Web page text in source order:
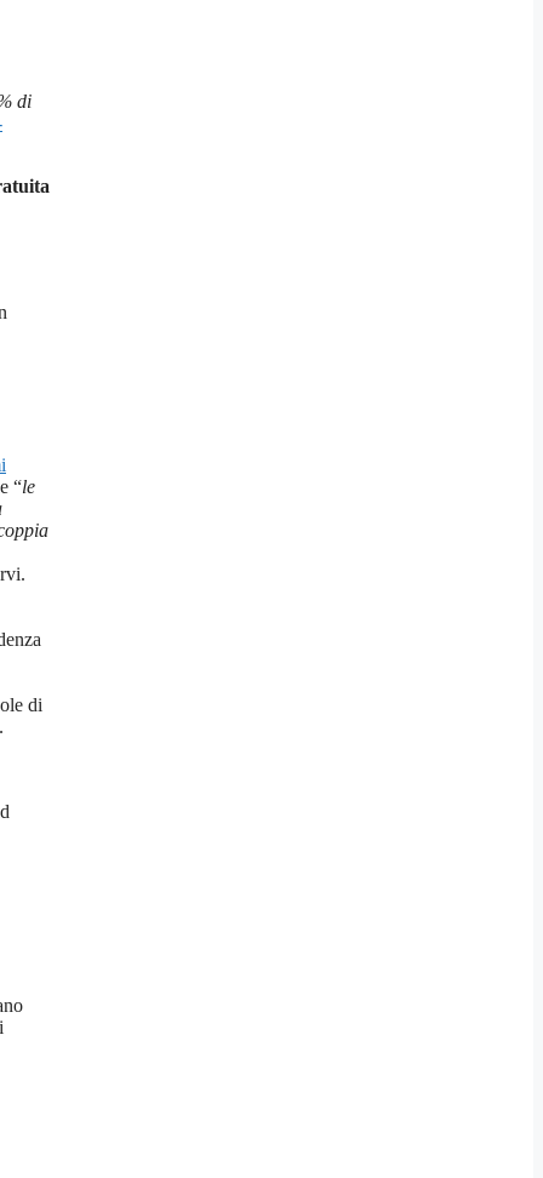
di
“le
di
.